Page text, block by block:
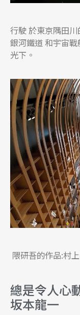
行駛 於東京隅田
銀河鐵道 和宇宙
光下。
隈研吾的作品:村
總是令人心
坂本龍一